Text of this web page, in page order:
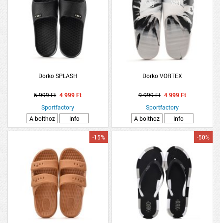
Dorko SPLASH
5 999 Ft 4 999 Ft
Sportfactory
A bolthoz
Info
Dorko VORTEX
9 999 Ft 4 999 Ft
Sportfactory
A bolthoz
Info
-15% -50%